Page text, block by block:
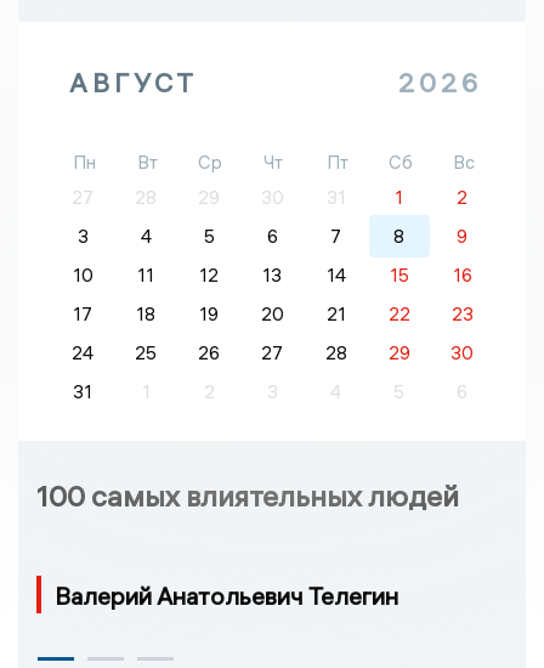
АВГУСТ 2026
Пн Вт Ср Чт Пт Сб
Вс
27
28 29 30 31 1
2
3
4 5 6 7 8
9
10
11 12 13 14 15
16
17
18 19 20 21 22
23
24
25 26 27 28 29
30
31
1 2 3 4 5 6
100 самых влиятельных людей
Валерий Анатольевич Телегин